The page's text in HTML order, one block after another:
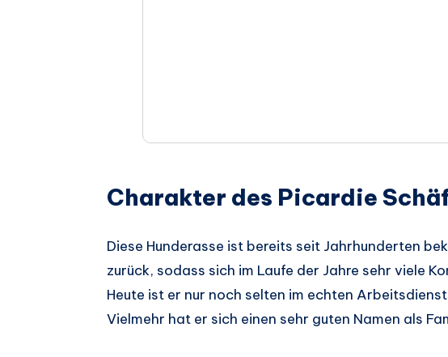
Charakter des Picardie
Diese Hunderasse ist bereits seit Jahrhunderten
zurück, sodass sich im Laufe der Jahre sehr viele
Heute ist er nur noch selten im echten
Vielmehr hat er sich einen sehr guten Namen als